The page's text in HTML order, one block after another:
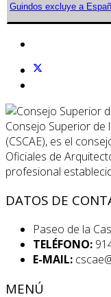
Guindos excluye a
Consejo Superior de
(CSCAE), es el
Oficiales de
profesional
DATOS DE
Paseo de la
TELÉFONO:
E-MAIL:
MENÚ